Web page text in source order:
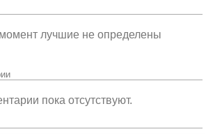
лучшие не определены
пока отсутствуют.